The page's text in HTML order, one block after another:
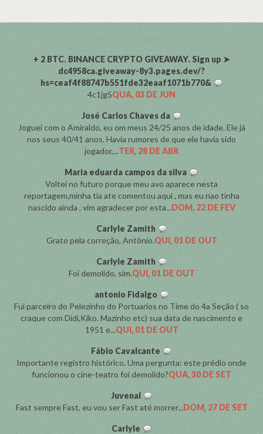
+ 2 BTC. BINANCE CRYPTO GIVEAWAY. Sign up ➤
dc4958ca.giveaway-8y3.pages.dev/?
hs=ceaf4f88747b551fde32eaaf1071b770&
4c1jg5QUA, 03 DE JUN
José Carlos Chaves da
Joguei com o Amiraldo, eu om meus 24/25 anos de idade. Ele já
nos seus 40/41 anos. Havia rumores de que ele havia sido
jogador,...TER, 28 DE ABR
Maria eduarda campos da silva
Voltei no futuro porque meu avo aparece nesta
reportagem,minha tia ate comentou aqui , mas eu nao tinha
nascido ainda , vim agradecer por esta...DOM, 22 DE FEV
Carlyle Zamith
Grato pela correção, Antônio.QUI, 01 DE OUT
Carlyle Zamith
Foi demolido, sim.QUI, 01 DE OUT
antonio Fidalgo
Fui parceiro do Pelezinho do Portuarios no Time do 4a Seção ( so
craque com Didi,Kiko. Mazinho etc) sua data de nascimento e
1951 e...QUI, 01 DE OUT
Fábio Cavalcante
Importante registro histórico. Uma pergunta: este prédio onde
funcionou o cine-teatro foi demolido?QUA, 30 DE SET
Juvenal
Fast sempre Fast, eu vou ser Fast até morrer...DOM, 27 DE SET
Carlyle